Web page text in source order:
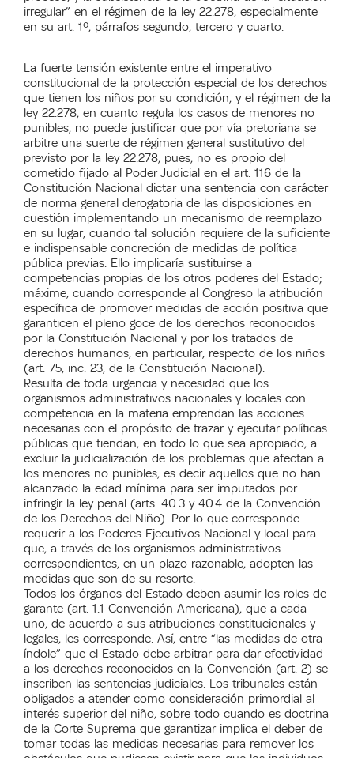
irregular” en el régimen de la ley 22.278, especialmente
en su art. 1º, párrafos segundo, tercero y cuarto.
La fuerte tensión existente entre el imperativo
constitucional de la protección especial de los derechos
que tienen los niños por su condición, y el régimen de la
ley 22.278, en cuanto regula los casos de menores no
punibles, no puede justificar que por vía pretoriana se
arbitre una suerte de régimen general sustitutivo del
previsto por la ley 22.278, pues, no es propio del
cometido fijado al Poder Judicial en el art. 116 de la
Constitución Nacional dictar una sentencia con carácter
de norma general derogatoria de las disposiciones en
cuestión implementando un mecanismo de reemplazo
en su lugar, cuando tal solución requiere de la suficiente
e indispensable concreción de medidas de política
pública previas. Ello implicaría sustituirse a
competencias propias de los otros poderes del Estado;
máxime, cuando corresponde al Congreso la atribución
específica de promover medidas de acción positiva que
garanticen el pleno goce de los derechos reconocidos
por la Constitución Nacional y por los tratados de
derechos humanos, en particular, respecto de los niños
(art. 75, inc. 23, de la Constitución Nacional).
Resulta de toda urgencia y necesidad que los
organismos administrativos nacionales y locales con
competencia en la materia emprendan las acciones
necesarias con el propósito de trazar y ejecutar políticas
públicas que tiendan, en todo lo que sea apropiado, a
excluir la judicialización de los problemas que afectan a
los menores no punibles, es decir aquellos que no han
alcanzado la edad mínima para ser imputados por
infringir la ley penal (arts. 40.3 y 40.4 de la Convención
de los Derechos del Niño). Por lo que corresponde
requerir a los Poderes Ejecutivos Nacional y local para
que, a través de los organismos administrativos
correspondientes, en un plazo razonable, adopten las
medidas que son de su resorte.
Todos los órganos del Estado deben asumir los roles de
garante (art. 1.1 Convención Americana), que a cada
uno, de acuerdo a sus atribuciones constitucionales y
legales, les corresponde. Así, entre “las medidas de otra
índole” que el Estado debe arbitrar para dar efectividad
a los derechos reconocidos en la Convención (art. 2) se
inscriben las sentencias judiciales. Los tribunales están
obligados a atender como consideración primordial al
interés superior del niño, sobre todo cuando es doctrina
de la Corte Suprema que garantizar implica el deber de
tomar todas las medidas necesarias para remover los